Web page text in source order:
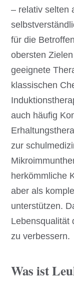
– relativ selten
für die
obersten
geeignete
klassischen
auch häufig
zur
herkömmliche
aber als
unterstützen.
Lebensqualität
zu verbessern.
Was ist